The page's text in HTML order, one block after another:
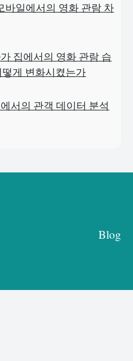
바일에서의 영화 관람 차
집에서의 영화 관람 습
떻게 변화시켰는가
서의 관객 데이터 분석
Blog